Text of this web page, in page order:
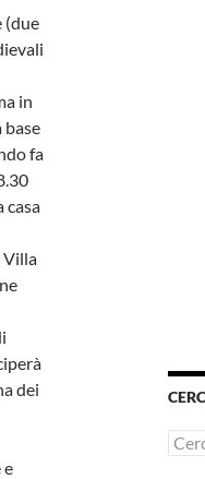
(due
in
base
fa
casa
Villa
dei
e
per: